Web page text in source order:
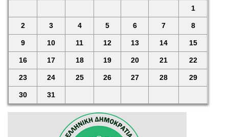
1
2 3 4 5 6 7 8
9 10 11 12 13 14 15
16 17 18 19 20 21 22
23 24 25 26 27 28 29
30 31